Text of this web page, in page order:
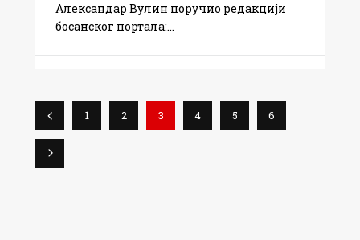
Александар Вулин поручио редакцији
босанског портала:
1 2 3 4 5 6